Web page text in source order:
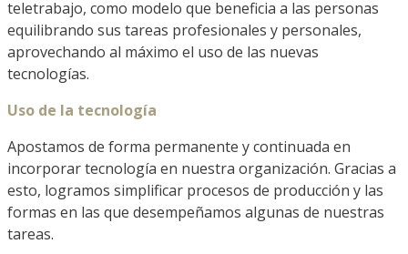
teletrabajo, como modelo que beneficia a las personas
equilibrando sus tareas profesionales y personales,
aprovechando al máximo el uso de las nuevas
tecnologías.
Uso de la tecnología
Apostamos de forma permanente y continuada en
incorporar tecnología en nuestra organización. Gracias a
esto, logramos simplificar procesos de producción y las
formas en las que desempeñamos algunas de nuestras
tareas.